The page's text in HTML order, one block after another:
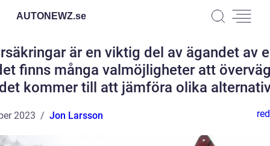
AUTONEWZ.se
är en viktig del av ägandet av
finns många valmöjligheter att
kommer till att jämföra olika
2023 Jon Larsson